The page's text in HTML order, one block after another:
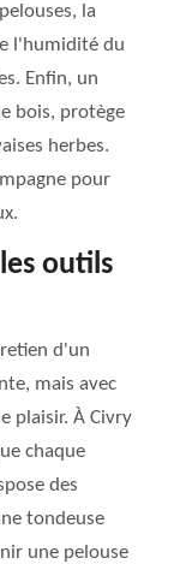
la
l'humidité du
Enfin, un
bois, protège
herbes.
pour
outils
d'un
mais avec
plaisir. À Civry
chaque
des
tondeuse
une pelouse